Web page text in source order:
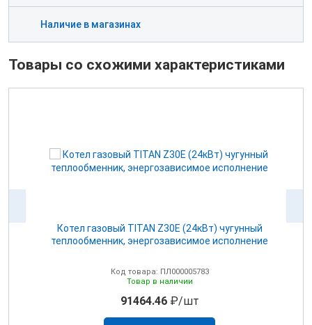
Наличие в магазинах
Товары со схожими характеристиками
Котел газовый TITAN Z30E (24кВт) чугунный
теплообменник, энергозависимое исполнение
Код товара: ПЛ000005783
Товар в наличии
91464.46₽/шт